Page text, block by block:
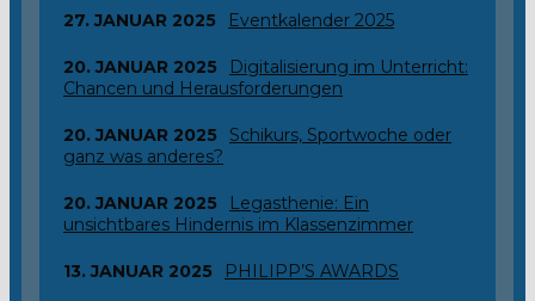
27. JANUAR 2025 Eventkalender 2025
20. JANUAR 2025
Digitalisierung im Unterricht:
Chancen und Herausforderungen
20. JANUAR 2025
Schikurs, Sportwoche oder
ganz was anderes?
20. JANUAR 2025
Legasthenie: Ein
unsichtbares Hindernis im Klassenzimmer
13. JANUAR 2025 PHILIPP’S AWARDS